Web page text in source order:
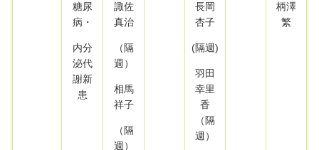
糖尿
病・
内分
泌代
謝新
患
諏佐
真治
（隔
週）
相馬
祥子
（隔
週）
長岡
杏子
(隔週)
羽田
幸里
香
（隔
週）
柄澤
繁